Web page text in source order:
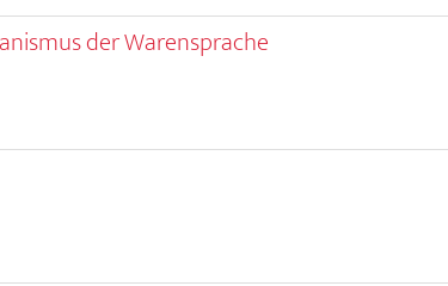
der Warensprache